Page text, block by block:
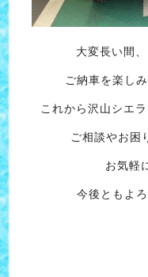
大変長い間
ご納車を楽し
これから沢山シエ
ご相談やお困
お気軽
今後ともよ